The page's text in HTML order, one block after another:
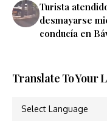
Turista
desmayarse
conducía en
Translate To Your